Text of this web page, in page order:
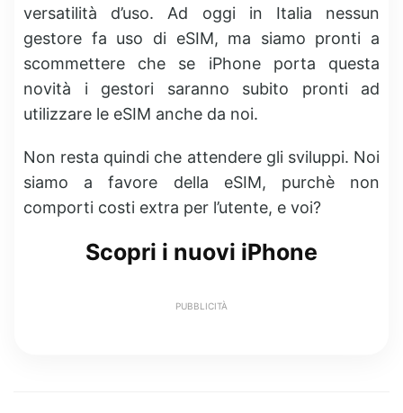
versatilità d’uso. Ad oggi in Italia nessun
gestore fa uso di eSIM, ma siamo pronti a
scommettere che se iPhone porta questa
novità i gestori saranno subito pronti ad
utilizzare le eSIM anche da noi.
Non resta quindi che attendere gli sviluppi. Noi
siamo a favore della eSIM, purchè non
comporti costi extra per l’utente, e voi?
Scopri i nuovi iPhone
PUBBLICITÀ